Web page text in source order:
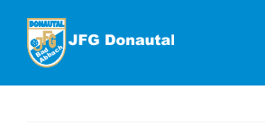
Inhalt
springen